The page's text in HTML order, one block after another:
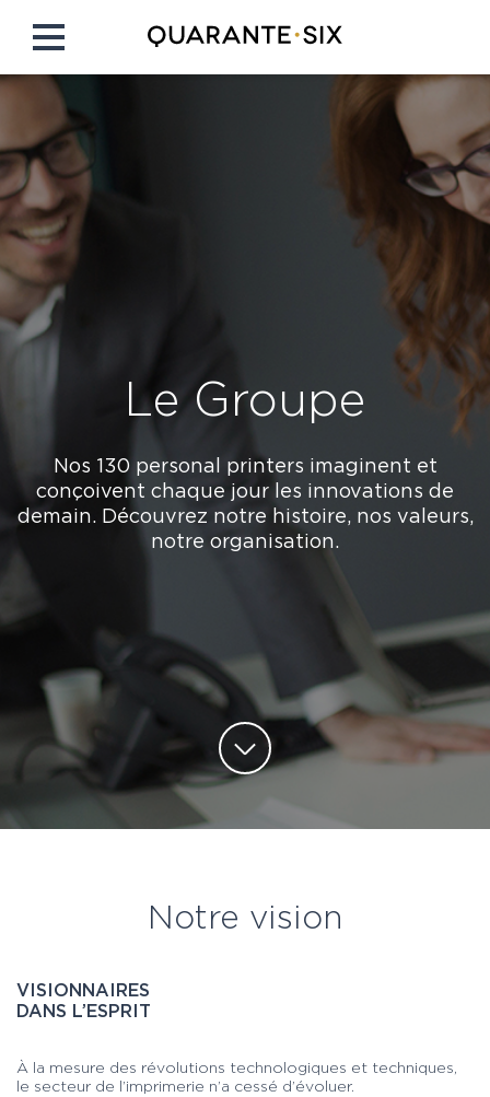
Le Groupe
Nos 130 personal printers imaginent et
conçoivent chaque jour les innovations de
demain. Découvrez notre histoire, nos valeurs,
notre organisation.
Notre vision
VISIONNAIRES
DANS L’ESPRIT
À la mesure des révolutions technologiques et techniques,
le secteur de l’imprimerie n’a cessé d’évoluer.